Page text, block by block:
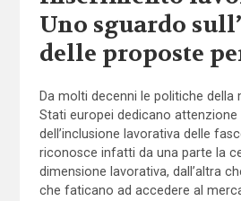
Uno sguardo
delle proposte
Da molti decenni le politiche della
Stati europei dedicano attenzione
dell’inclusione lavorativa delle
riconosce infatti da una parte la
dimensione lavorativa, dall’altra
che faticano ad accedere al